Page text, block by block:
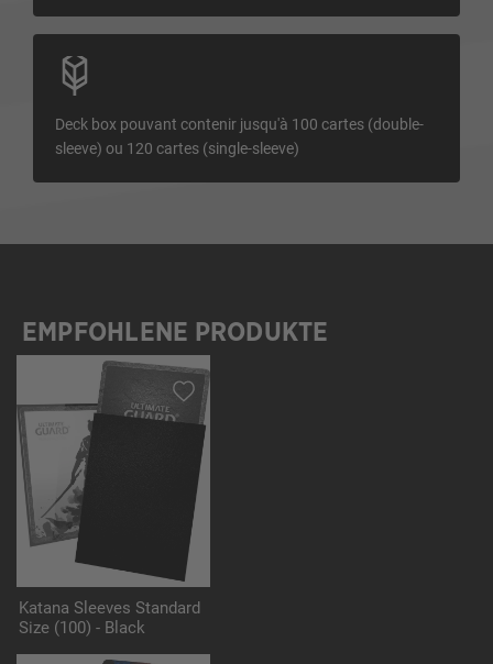
Deck box pouvant contenir jusqu'à 100 cartes (double-
sleeve) ou 120 cartes (single-sleeve)
Ignorer la galerie de produits
EMPFOHLENE PRODUKTE
Katana Sleeves Standard
Size (100) - Black